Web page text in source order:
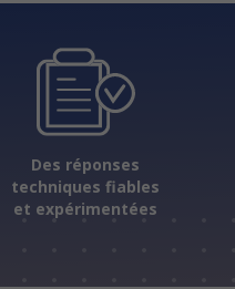
Des réponses
techniques fiables
et expérimentées